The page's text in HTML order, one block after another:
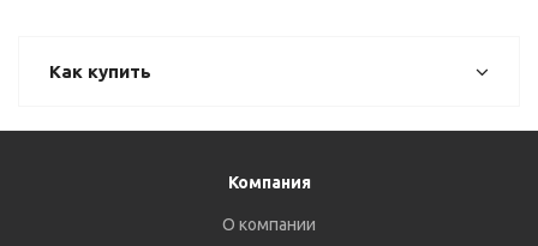
Как купить
Компания
О компании